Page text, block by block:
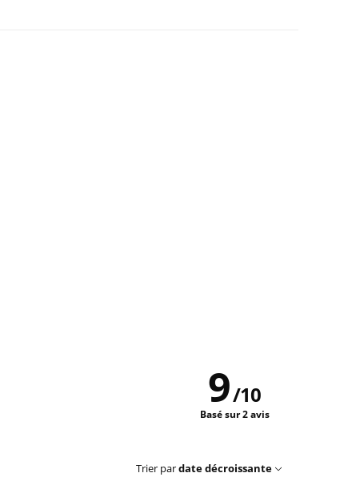
9/10
Basé sur 2 avis
Trier pardate décroissante